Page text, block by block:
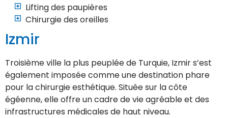
Lifting des paupières
Chirurgie des oreilles
Izmir
Troisième ville la plus peuplée de Turquie, Izmir s’est
également imposée comme une destination phare
pour la chirurgie esthétique. Située sur la côte
égéenne, elle offre un cadre de vie agréable et des
infrastructures médicales de haut niveau.